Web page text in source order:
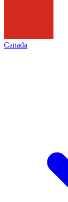
Canada